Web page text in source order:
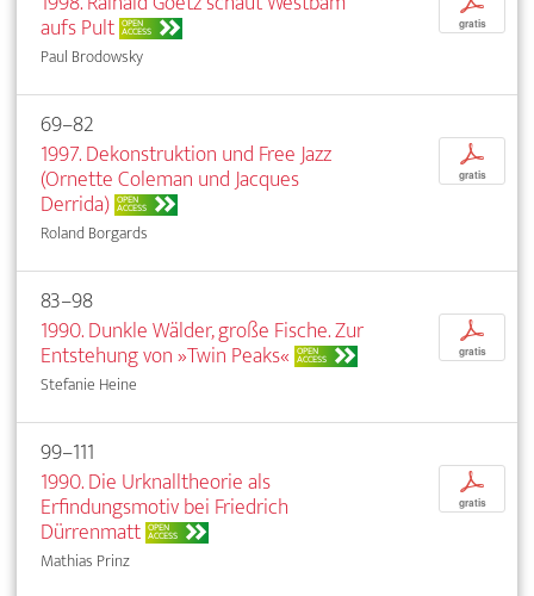
aufs Pult OPEN
ACCESS
Paul Brodowsky
gratis
69–82
1997. Dekonstruktion und Free Jazz
(Ornette Coleman und Jacques
Derrida) OPEN
ACCESS
Roland Borgards
p
gratis
83–98
1990. Dunkle Wälder, große Fische. Zur
Entstehung von »Twin Peaks« OPEN
ACCESS
Stefanie Heine
p
gratis
99–111
1990. Die Urknalltheorie als
Erfindungsmotiv bei Friedrich
Dürrenmatt OPEN
ACCESS
Mathias Prinz
p
gratis